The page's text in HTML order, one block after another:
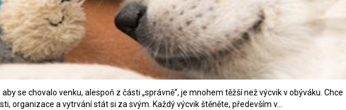
se chovalo venku, alespoň z části „správně“, je mnohem těžší než výcvik v obýváku. Chce
organizace a vytrvání stát si za svým. Každý výcvik štěněte, především v…